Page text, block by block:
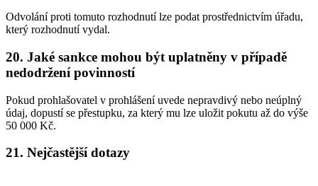
Odvolání proti tomuto rozhodnutí lze podat prostřednictvím úřadu,
který rozhodnutí vydal.
20. Jaké sankce mohou být uplatněny v případě
nedodržení povinností
Pokud prohlašovatel v prohlášení uvede nepravdivý nebo neúplný
údaj, dopustí se přestupku, za který mu lze uložit pokutu až do výše
50 000 Kč.
21. Nejčastější dotazy